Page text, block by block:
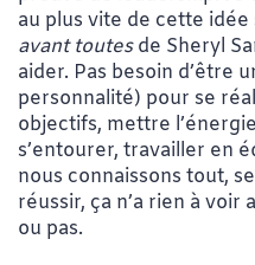
au plus vite de cette
avant toutesde Sheryl
aider. Pas besoin d’être
personnalité) pour se
objectifs, mettre
s’entourer, travailler en
nous connaissons tout,
réussir, ça n’a rien à voir
ou pas.